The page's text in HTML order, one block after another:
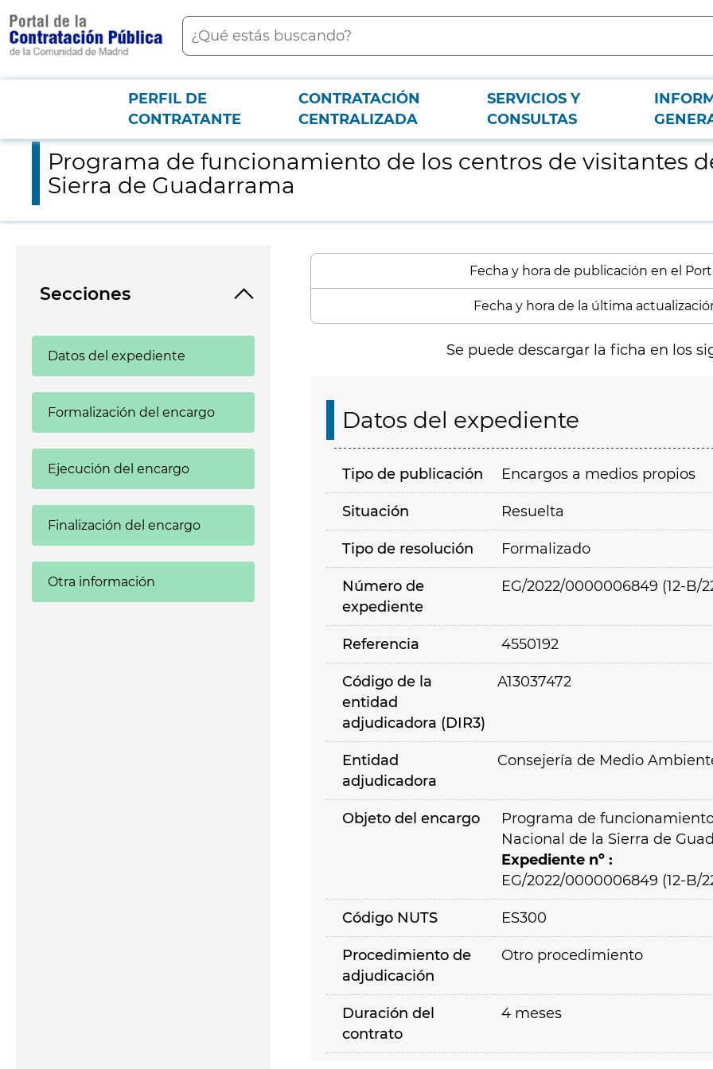
contenido
principal
Buscar
Menú PCON
PERFIL DE
CONTRATANTE
CONTRATACIÓN
CENTRALIZADA
SERVICIOS Y
CONSULTAS
Programa de funcionamiento de los centros de visitantes del Parque Nacional de la Sierra de Guadarrama
Programa de funcionamiento de los centros de visitantes
Sierra de Guadarrama
Secciones
Datos del expediente
Formalización del encargo
Ejecución del encargo
Finalización del encargo
Otra información
Fecha y hora de publicación en el
Fecha y hora de la última
Se puede descargar la ficha en los
Datos del expediente
Tipo de publicación Encargos a medios propios
Situación Resuelta
Tipo de resolución Formalizado
Número de
expediente
EG/2022/0000006849 (12-B/
Referencia 4550192
Código de la
entidad
adjudicadora (DIR3)
A13037472
Entidad
adjudicadora
Consejería de Medio
Objeto del encargo
Programa de
Nacional de la Sierra de
Expediente nº :
EG/2022/0000006849 (12-B/
Código NUTS ES300
Procedimiento de
adjudicación
Otro procedimiento
Duración del
contrato
4 meses